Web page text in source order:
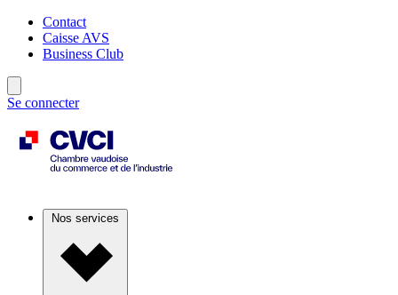
Contact
Caisse AVS
Business Club
Se connecter
Nos services